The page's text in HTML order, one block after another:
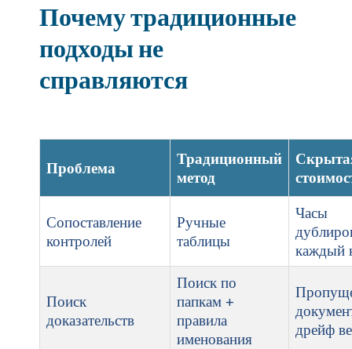
Почему традиционные
подходы не
справляются
Проблема
Традиционный
метод
Сопоставление
контролей
Ручные
таблицы
Часы
каждый
Поиск
доказательств
Поиск по
папкам +
правила
именования
дрейф